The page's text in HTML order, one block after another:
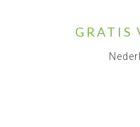
GRATIS